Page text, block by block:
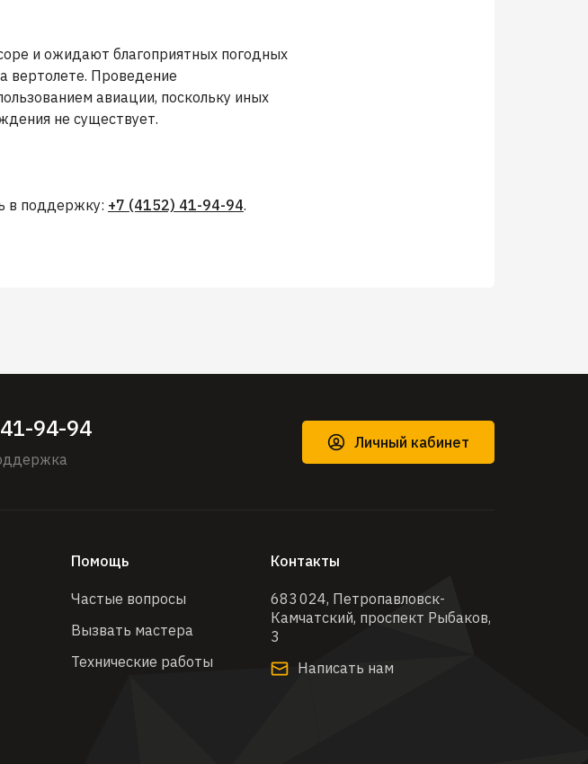
и ожидают благоприятных погодных
вертолете. Проведение
авиации, поскольку иных
не существует.
в поддержку: +7 (4152) 41-94-94.
94-94 Личный кабинет
Помощь
Частые вопросы
Вызвать мастера
Технические работы
Контакты
683 024, Петропавловск-
Камчатский, проспект Рыбаков,
3​
Написать нам